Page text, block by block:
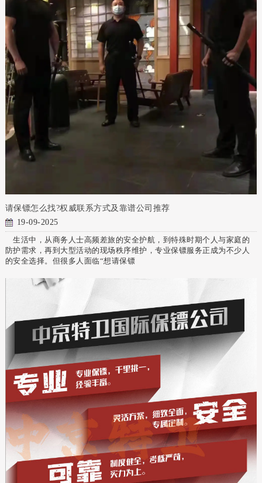
请保镖怎么找?权威联系方式及靠谱公司推荐
19-09-2025
生活中，从商务人士高频差旅的安全护航，到特殊时期个人与家庭的
防护需求，再到大型活动的现场秩序维护，专业保镖服务正成为不少人
的安全选择。但很多人面临“想请保镖